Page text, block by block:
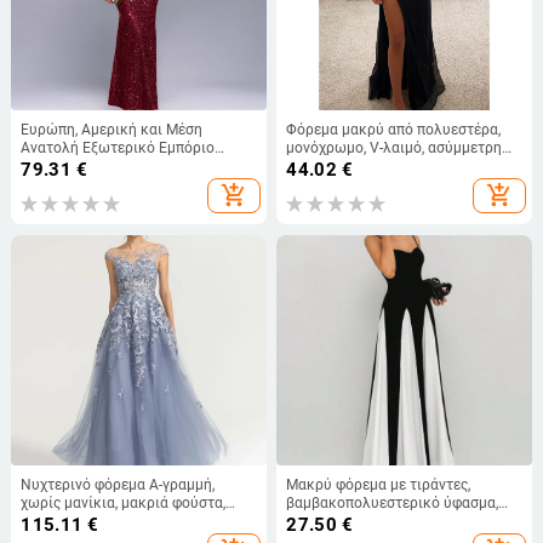
Ευρώπη, Αμερική και Μέση
Ανατολή Εξωτερικό Εμπόριο
Διασυνοριακό INS Μονόχρωμο
Φόρεμα με V-λαιμόκοψη και
πούλιες Ψηλόμεσο Βραδινό
Φόρεμα Φόρεμα
79.31 €
add_shopping_cart
Φόρεμα μακρύ από πολυεστέρα,
μονόχρωμο, V-λαιμό, ασύμμετρη
φούστα
44.02 €
add_shopping_cart
Νυχτερινό φόρεμα Α-γραμμή,
χωρίς μανίκια, μακριά φούστα,
ψηλή μέση, πολυεστέρας 70–80%
115.11 €
Μακρύ φόρεμα με τιράντες,
βαμβακοπολυεστερικό ύφασμα,
σχέδιο color-block, υψηλή μέση,
27.50 €